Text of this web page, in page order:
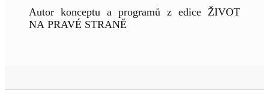
Autor konceptu a programů z edice ŽIVOT
NA PRAVÉ STRANĚ